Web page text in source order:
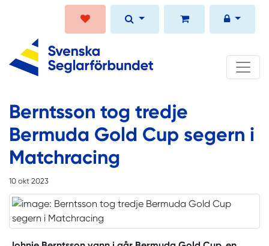
Berntsson tog tredje
Bermuda Gold Cup segern i
Matchracing
10 okt 2023